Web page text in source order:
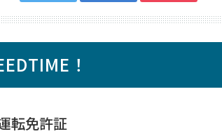
！
転免許証